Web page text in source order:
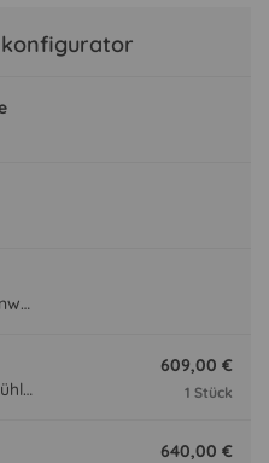
Metallgriff 956, alpinweiß
BEKO Integrierter Kühlautomat BSSA210K4SN BSSA210K4SN
609,00 €
1 Stück
640,00 €